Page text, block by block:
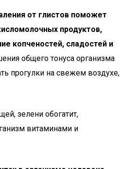
от глистов поможет
продуктов,
копченостей, сладостей и
общего тонуса организма
прогулки на свежем воздухе,
зелени обогатит,
витаминами и